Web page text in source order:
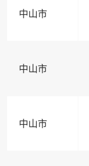
中山市
中山市
中山市